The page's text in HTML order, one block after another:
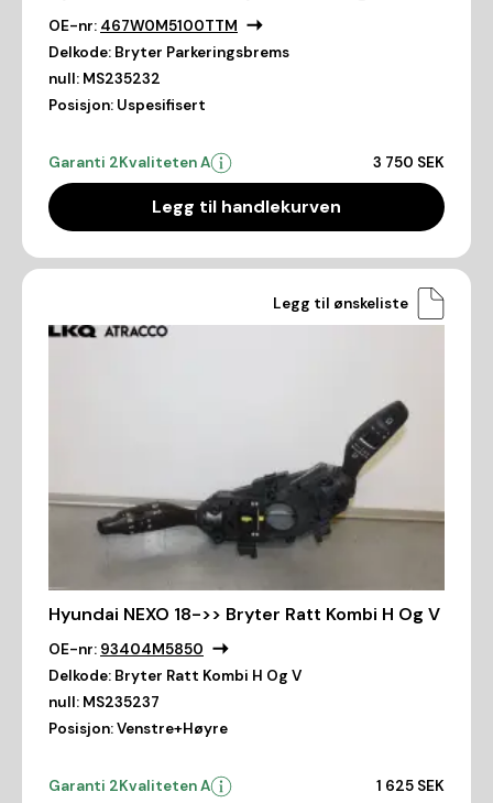
OE-nr: 467W0M5100TTM
Delkode: Bryter Parkeringsbrems
null: MS235232
Posisjon: Uspesifisert
Garanti 2Kvaliteten A 3 750 SEK
Legg til handlekurven
Legg til ønskeliste
Hyundai NEXO 18->> Bryter Ratt Kombi H Og V
OE-nr: 93404M5850
Delkode: Bryter Ratt Kombi H Og V
null: MS235237
Posisjon:Venstre+Høyre
Garanti 2Kvaliteten A 1 625 SEK